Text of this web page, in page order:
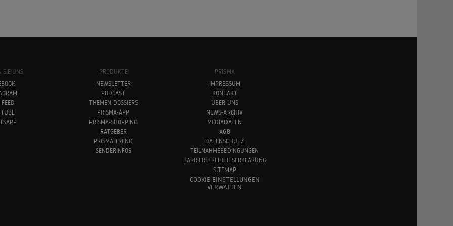
SIE UNS
FEED
PRODUKTE
NEWSLETTER
PODCAST
THEMEN-DOSSIERS
PRISMA-APP
PRISMA-SHOPPING
RATGEBER
PRISMA TREND
SENDERINFOS
PRISMA
IMPRESSUM
KONTAKT
ÜBER UNS
NEWS-ARCHIV
MEDIADATEN
AGB
DATENSCHUTZ
TEILNAHMEBEDINGUNGEN
BARRIEREFREIHEITSERKLÄRUNG
SITEMAP
COOKIE-EINSTELLUNGEN
VERWALTEN